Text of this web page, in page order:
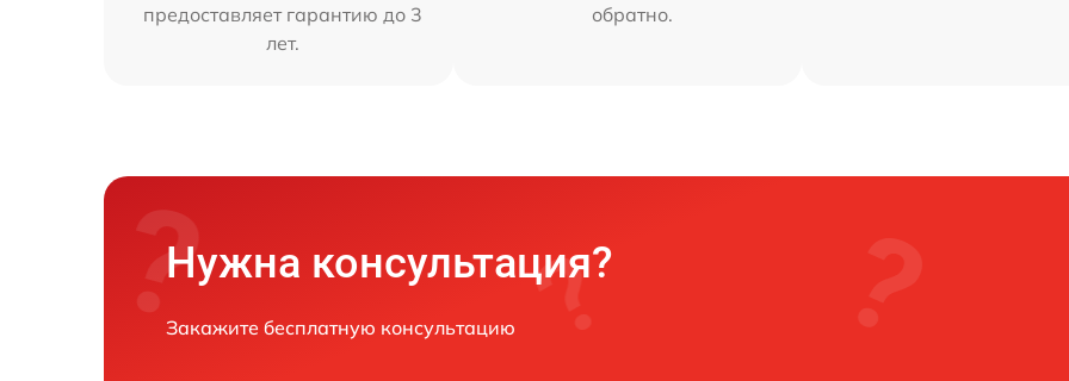
предоставляет гарантию до 3
лет.
обратно.
Нужна консультация?
Закажите бесплатную консультацию